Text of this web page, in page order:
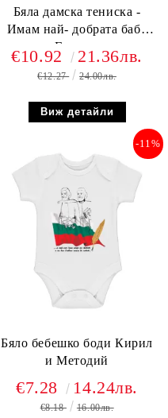
Бяла дамска тениска -
Имам най- добрата баба
Гергана
€10.92 21.36лв.
€12.27 24.00лв.
Виж детайли
Бяло бебешко боди Кирил
и Методий
-11%
€7.28 14.24лв.
€8.18 16.00лв.